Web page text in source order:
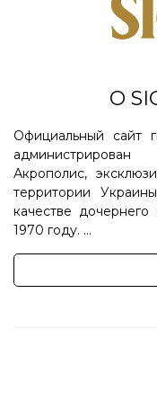
О
Официальный сайт
Акрополис,
территории
качестве
1970 году. ...